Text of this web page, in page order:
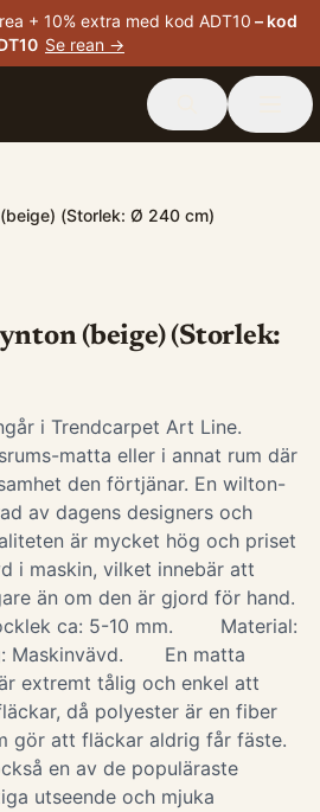
+ 10% extra med kod ADT10 – kod
Se rean →
(Storlek: Ø 240 cm)
(beige) (Storlek:
i Trendcarpet Art Line.
matta eller i annat rum där
den förtjänar. En wilton-
av dagens designers och
är mycket hög och priset
i maskin, vilket innebär att
än om den är gjord för hand.
ca: 5-10 mm. Material:
Maskinvävd. En matta
extremt tålig och enkel att
då polyester är en fiber
gör att fläckar aldrig får fäste.
en av de populäraste
utseende och mjuka